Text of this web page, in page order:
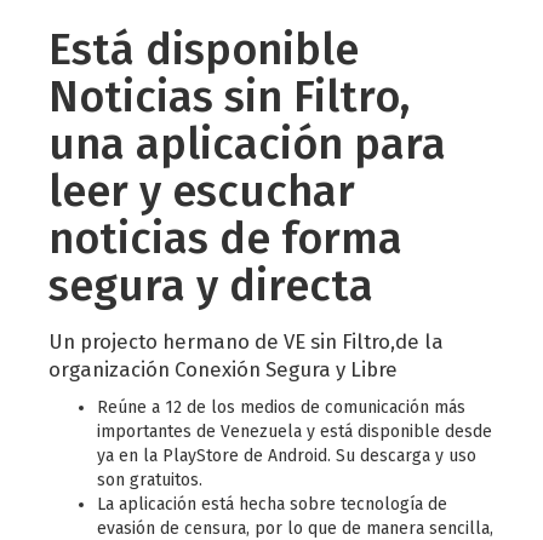
Está disponible
Noticias sin Filtro,
una aplicación para
leer y escuchar
noticias de forma
segura y directa
Un projecto hermano de VE sin Filtro,de la
organización Conexión Segura y Libre
Reúne a 12 de los medios de comunicación más
importantes de Venezuela y está disponible desde
ya en la PlayStore de Android. Su descarga y uso
son gratuitos.
La aplicación está hecha sobre tecnología de
evasión de censura, por lo que de manera sencilla,